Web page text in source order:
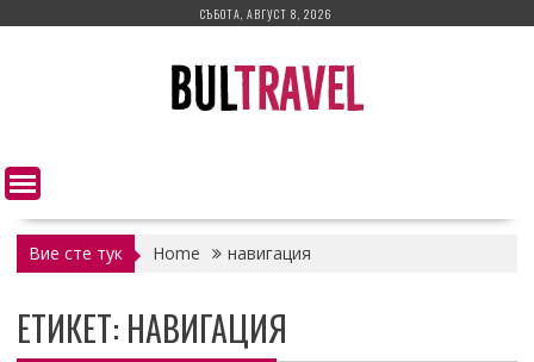
СЪБОТА, АВГУСТ 8, 2026
Вие сте тук Home навигация
ЕТИКЕТ: НАВИГАЦИЯ